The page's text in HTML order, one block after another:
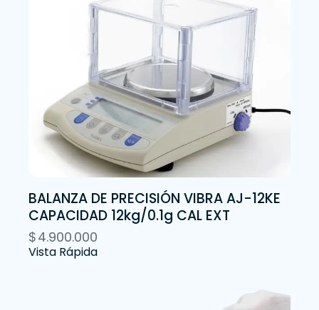
BALANZA DE PRECISIÓN VIBRA AJ-12KE
CAPACIDAD 12kg/0.1g CAL EXT
$4.900.000
Vista Rápida